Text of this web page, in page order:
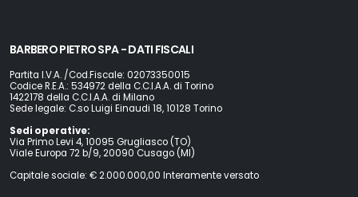
BARBERO PIETRO SPA - DATI FISCALI
Partita I.V.A. /Cod.Fiscale: 02073350015
Codice R.E.A.: 534972 della C.C.I.A.A. di Torino
1422178 della C.C.I.A.A. di Milano
Sede legale: C.so Luigi Einaudi 18, 10128 Torino
Sedi operative:
Via Primo Levi 4, 10095 Grugliasco (TO)
Viale Europa 72 b/9, 20090 Cusago (MI)
Capitale sociale: € 2.000.000,00 Interamente versato